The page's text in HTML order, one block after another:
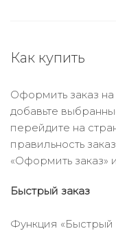
Как купить
Оформить заказ
добавьте
перейдите на
правильность
«Оформить заказ»
Быстрый заказ
Функция «Быстрый